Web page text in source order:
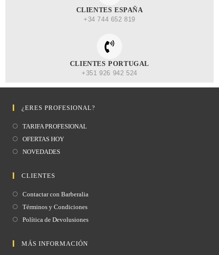
CLIENTES ESPAÑA
+34 744 652 819
CLIENTES PORTUGAL
+351 926 942 524
MÁS INFORMACIÓN
CLIENTES
Contactar con Barberalia
Términos y Condiciones
Política de Devolusiones
¿ERES PROFESIONAL?
TARIFA PROFESIONAL
OFERTAS HOY
NOVEDADES